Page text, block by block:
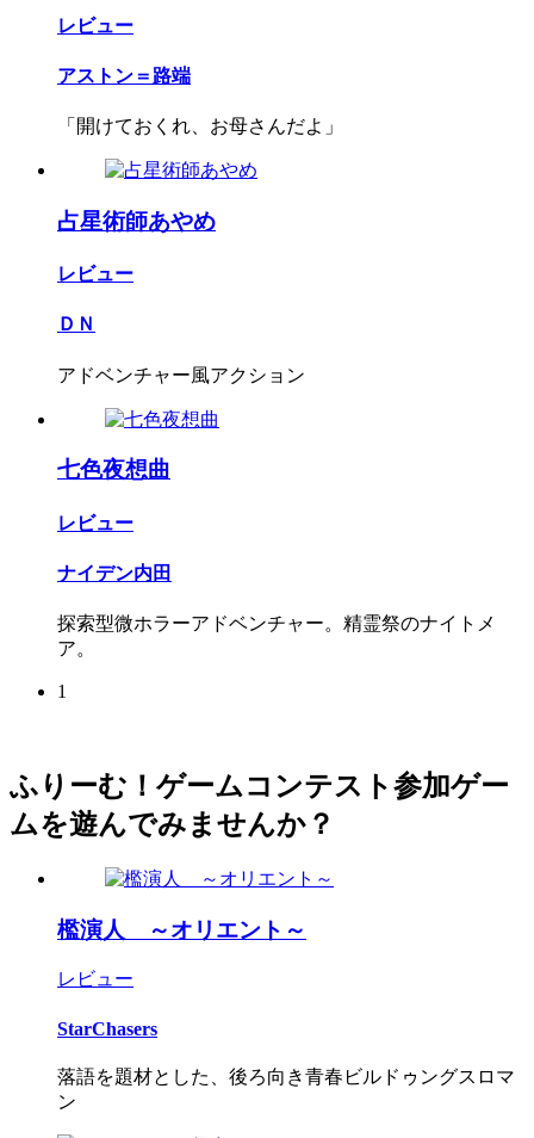
レビュー
アストン＝路端
「開けておくれ、お母さんだよ」
占星術師あやめ
レビュー
ＤＮ
アドベンチャー風アクション
七色夜想曲
レビュー
ナイデン内田
探索型微ホラーアドベンチャー。精霊祭のナイトメ
ア。
1
ふりーむ！ゲームコンテスト参加ゲー
ムを遊んでみませんか？
檻演人 ～オリエント～
レビュー
StarChasers
落語を題材とした、後ろ向き青春ビルドゥングスロマ
ン